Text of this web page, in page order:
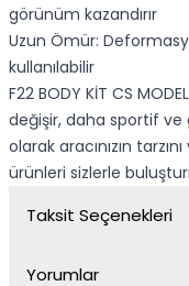
görünüm kazandırır
Uzun Ömür:
kullanılabilir
F22 BODY KİT CS
değişir, daha sportif ve
olarak aracınızın
ürünleri sizlerle
Taksit Seçenekleri
Yorumlar